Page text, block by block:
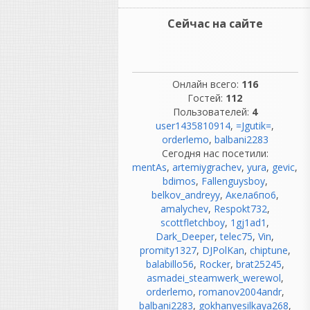
огромные аналоговые
патчбеи;
компрессоры, эквалайзеры;
синхронизация
магнитофонов;
обслуживание техники.
Инженеры тратили
огромное количество
времени на обслуживание
оборудования.
«Никто не ругался.»
Вот это вообще миф. 😄
Если почитать
воспоминания
звукорежиссеров 70-х, 80-х
и 90-х, они ругались
постоянно:
лента закончилась в самый
Сейчас на сайте
Онлайн всего: 116
Гостей: 112
Пользователей: 4
user1435810914, =Jgutik=,
orderlemo, balbani2283
Сегодня нас посетили:
mentAs, artemiygrachev, yura, gevic,
bdimos, Fallenguysboy,
belkov_andreyy, Акела6по6,
amalychev, Respokt732,
scottfletchboy, 1gj1ad1 ,
Dark_Deeper,telec75, Vin,
promity1327, DJPolKan, chiptune,
balabillo56, Rocker, brat25245,
asmadei_steamwerk_werewol,
orderlemo, romanov2004andr,
balbani2283, gokhanyesilkaya268,